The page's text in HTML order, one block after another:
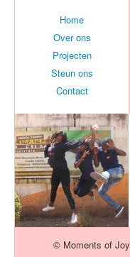
Home
Over ons
Projecten
Steun ons
Contact
© Moments of